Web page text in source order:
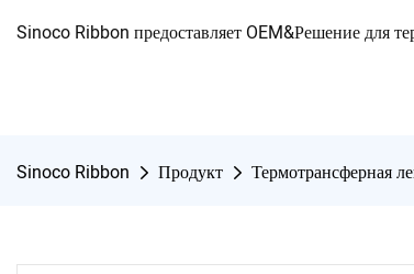
Sinoco Ribbon предоставляет OEM&Решение для
Sinoco Ribbon Продукт Термотрансферная